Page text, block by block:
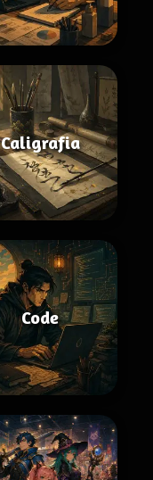
Caligrafia
Code